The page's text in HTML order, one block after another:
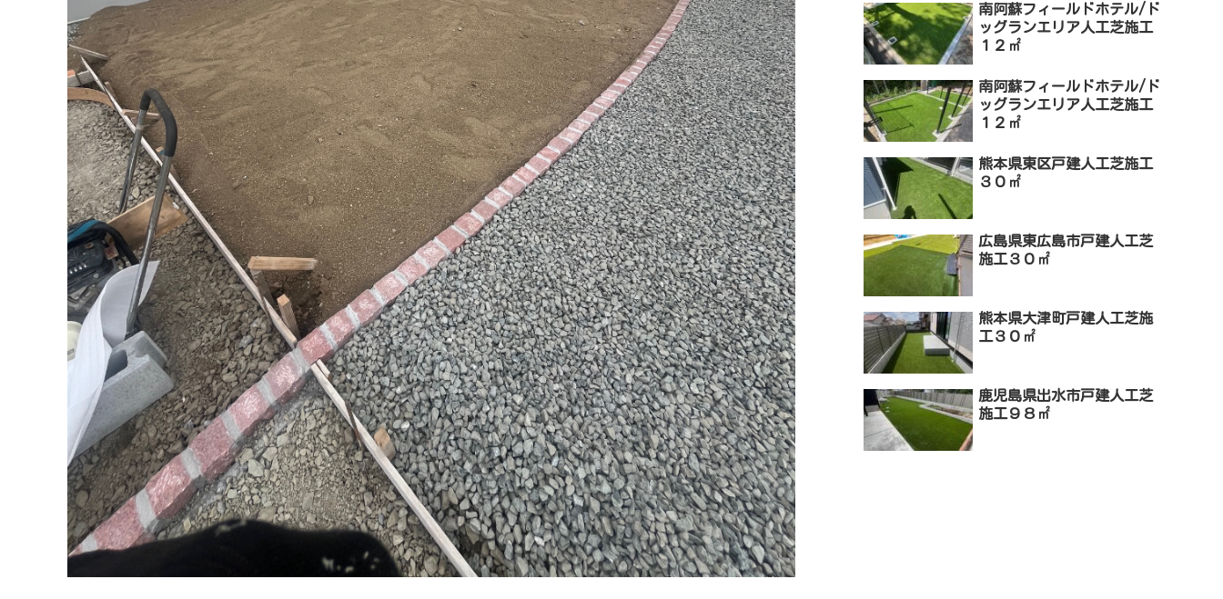
南阿蘇フィールドホテル/ド
ッグランエリア人工芝施工
１２㎡
南阿蘇フィールドホテル/ド
ッグランエリア人工芝施工
１２㎡
熊本県東区戸建人工芝施工
３０㎡
広島県東広島市戸建人工芝
施工３０㎡
熊本県大津町戸建人工芝施
工３０㎡
鹿児島県出水市戸建人工芝
施工９８㎡